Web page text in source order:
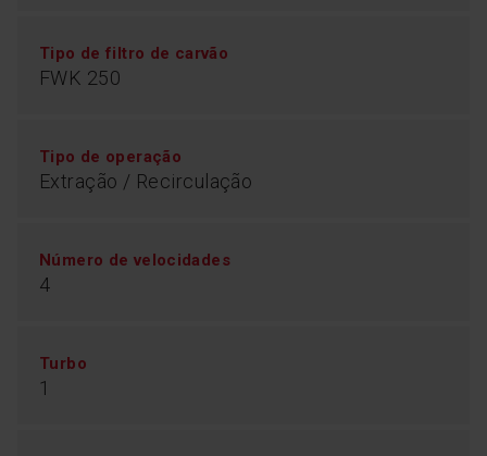
Tipo de filtro de carvão
FWK 250
Tipo de operação
Extração / Recirculação
Número de velocidades
4
Turbo
1